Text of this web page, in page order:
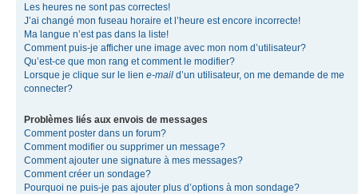
Les heures ne sont pas correctes!
J’ai changé mon fuseau horaire et l’heure est encore incorrecte!
Ma langue n’est pas dans la liste!
Comment puis-je afficher une image avec mon nom d’utilisateur?
Qu’est-ce que mon rang et comment le modifier?
Lorsque je clique sur le lien e-mail d’un utilisateur, on me demande de me
connecter?
Problèmes liés aux envois de messages
Comment poster dans un forum?
Comment modifier ou supprimer un message?
Comment ajouter une signature à mes messages?
Comment créer un sondage?
Pourquoi ne puis-je pas ajouter plus d’options à mon sondage?